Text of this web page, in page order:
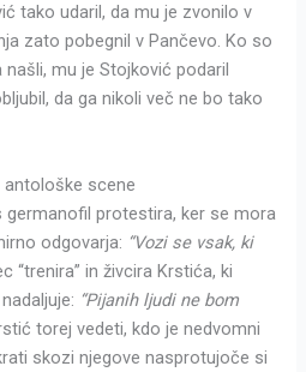
tako udaril, da mu je zvonilo v
zato pobegnil v Pančevo. Ko so
mu je Stojković podaril
da ga nikoli več ne bo tako
antološke scene
protestira, ker se mora
odgovarja: “Vozi se vsak, ki
“trenira” in živcira Krstića, ki
“Pijanih ljudi ne bom
torej vedeti, kdo je nedvomni
skozi njegove nasprotujoče si